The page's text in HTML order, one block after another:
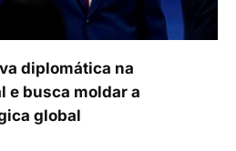
diplomática na
busca moldar a
global